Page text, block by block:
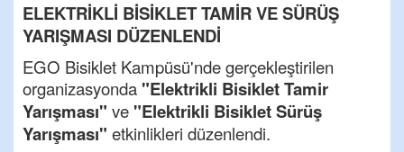
ELEKTRİKLİ BİSİKLET TAMİR VE SÜRÜŞ
YARIŞMASI DÜZENLENDİ
EGO Bisiklet Kampüsü'nde gerçekleştirilen
organizasyonda "Elektrikli Bisiklet Tamir
Yarışması" ve "Elektrikli Bisiklet Sürüş
Yarışması" etkinlikleri düzenlendi.